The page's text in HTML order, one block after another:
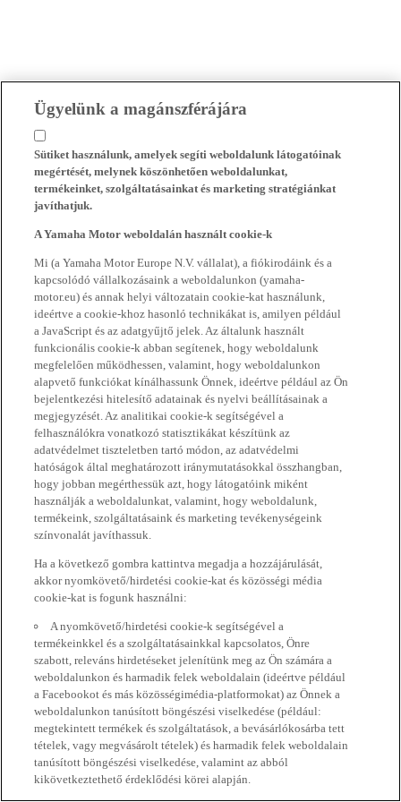
Ügyelünk a magánszférájára
Sütiket használunk, amelyek segíti weboldalunk látogatóinak
megértését, melynek köszönhetően weboldalunkat,
termékeinket, szolgáltatásainkat és marketing stratégiánkat
javíthatjuk.
A Yamaha Motor weboldalán használt cookie-k
Mi (a Yamaha Motor Europe N.V. vállalat), a fiókirodáink és a
kapcsolódó vállalkozásaink a weboldalunkon (yamaha-
motor.eu) és annak helyi változatain cookie-kat használunk,
ideértve a cookie-khoz hasonló technikákat is, amilyen például
a JavaScript és az adatgyűjtő jelek. Az általunk használt
funkcionális cookie-k abban segítenek, hogy weboldalunk
megfelelően működhessen, valamint, hogy weboldalunkon
alapvető funkciókat kínálhassunk Önnek, ideértve például az Ön
bejelentkezési hitelesítő adatainak és nyelvi beállításainak a
megjegyzését. Az analitikai cookie-k segítségével a
felhasználókra vonatkozó statisztikákat készítünk az
adatvédelmet tiszteletben tartó módon, az adatvédelmi
hatóságok által meghatározott iránymutatásokkal összhangban,
hogy jobban megérthessük azt, hogy látogatóink miként
használják a weboldalunkat, valamint, hogy weboldalunk,
termékeink, szolgáltatásaink és marketing tevékenységeink
színvonalát javíthassuk.
Ha a következő gombra kattintva megadja a hozzájárulását,
akkor nyomkövető/hirdetési cookie-kat és közösségi média
cookie-kat is fogunk használni:
A nyomkövető/hirdetési cookie-k segítségével a
termékeinkkel és a szolgáltatásainkkal kapcsolatos, Önre
szabott, releváns hirdetéseket jelenítünk meg az Ön számára a
weboldalunkon és harmadik felek weboldalain (ideértve például
a Facebookot és más közösségimédia-platformokat) az Önnek a
weboldalunkon tanúsított böngészési viselkedése (például:
megtekintett termékek és szolgáltatások, a bevásárlókosárba tett
tételek, vagy megvásárolt tételek) és harmadik felek weboldalain
tanúsított böngészési viselkedése, valamint az abból
kikövetkeztethető érdeklődési körei alapján.